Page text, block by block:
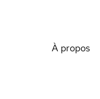
À propos